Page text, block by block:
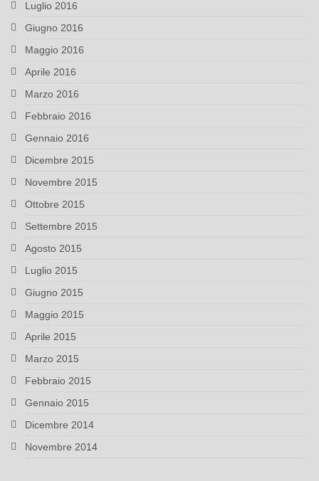
Luglio 2016
Giugno 2016
Maggio 2016
Aprile 2016
Marzo 2016
Febbraio 2016
Gennaio 2016
Dicembre 2015
Novembre 2015
Ottobre 2015
Settembre 2015
Agosto 2015
Luglio 2015
Giugno 2015
Maggio 2015
Aprile 2015
Marzo 2015
Febbraio 2015
Gennaio 2015
Dicembre 2014
Novembre 2014